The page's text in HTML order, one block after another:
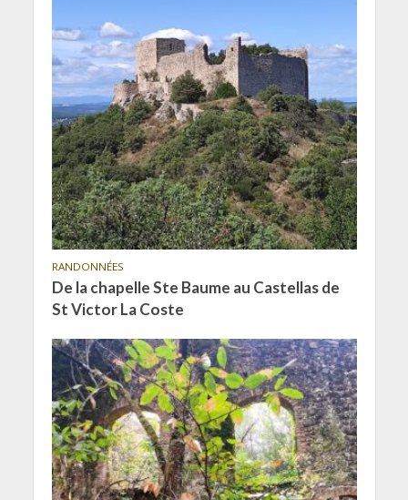
RANDONNÉES
De la chapelle Ste Baume au Castellas de
St Victor La Coste